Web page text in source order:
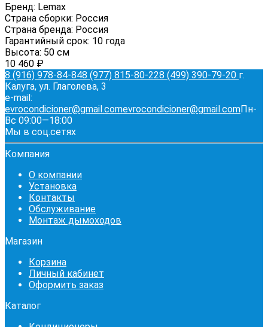
Бренд: Lemax
Страна сборки: Россия
Страна бренда: Россия
Гарантийный срок: 10 года
Высота: 50 см
10 460 ₽
8 (916) 978-84-848 (977) 815-80-228 (499) 390-79-20 г.
Калуга, ул. Глаголева, 3
e-mail:
evrocondicioner@gmail.comevrocondicioner@gmail.comПн-
Вс 09:00—18:00
Мы в соц.сетях
Компания
О компании
Установка
Контакты
Обслуживание
Монтаж дымоходов
Магазин
Корзина
Личный кабинет
Оформить заказ
Каталог